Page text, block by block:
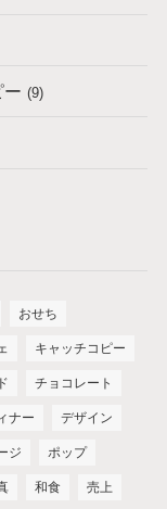
ー (9)
おせち
キャッチコピー
チョコレート
ナー デザイン
ジ ポップ
和食 売上